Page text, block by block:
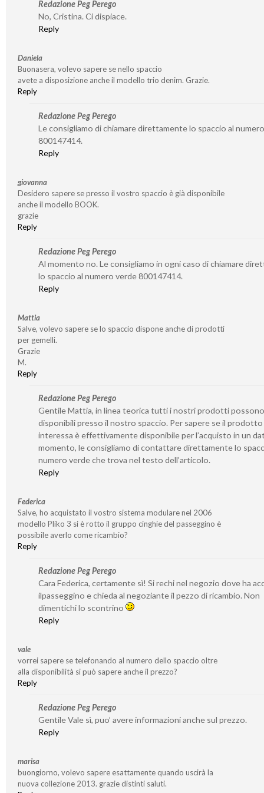
Redazione Peg Perego
No, Cristina. Ci dispiace.
Reply
Daniela
Buonasera, volevo sapere se nello spaccio
avete a disposizione anche il modello trio denim. Grazie.
Reply
Redazione Peg Perego
Le consigliamo di chiamare direttamente lo spaccio al
800147414.
Reply
giovanna
Desidero sapere se presso il vostro spaccio è già disponibile
anche il modello BOOK.
grazie
Reply
Redazione Peg Perego
Al momento no. Le consigliamo in ogni caso di chiamare
lo spaccio al numero verde 800147414.
Reply
Mattia
Salve, volevo sapere se lo spaccio dispone anche di prodotti
per gemelli.
Grazie
M.
Reply
Redazione Peg Perego
Gentile Mattia, in linea teorica tutti i nostri prodotti
disponibili presso il nostro spaccio. Per sapere se il prodotto
interessa è effettivamente disponibile per l’acquisto in un
momento, le consigliamo di contattare direttamente lo
numero verde che trova nel testo dell’articolo.
Reply
Federica
Salve, ho acquistato il vostro sistema modulare nel 2006
modello Pliko 3 si è rotto il gruppo cinghie del passeggino è
possibile averlo come ricambio?
Reply
Redazione Peg Perego
Cara Federica, certamente sì! Si rechi nel negozio dove ha
ilpasseggino e chieda al negoziante il pezzo di ricambio. Non
dimentichi lo scontrino
Reply
vale
vorrei sapere se telefonando al numero dello spaccio oltre
alla disponibilità si può sapere anche il prezzo?
Reply
Redazione Peg Perego
Gentile Vale sì, puo’ avere informazioni anche sul prezzo.
Reply
marisa
buongiorno, volevo sapere esattamente quando uscirà la
nuova collezione 2013. grazie distinti saluti.